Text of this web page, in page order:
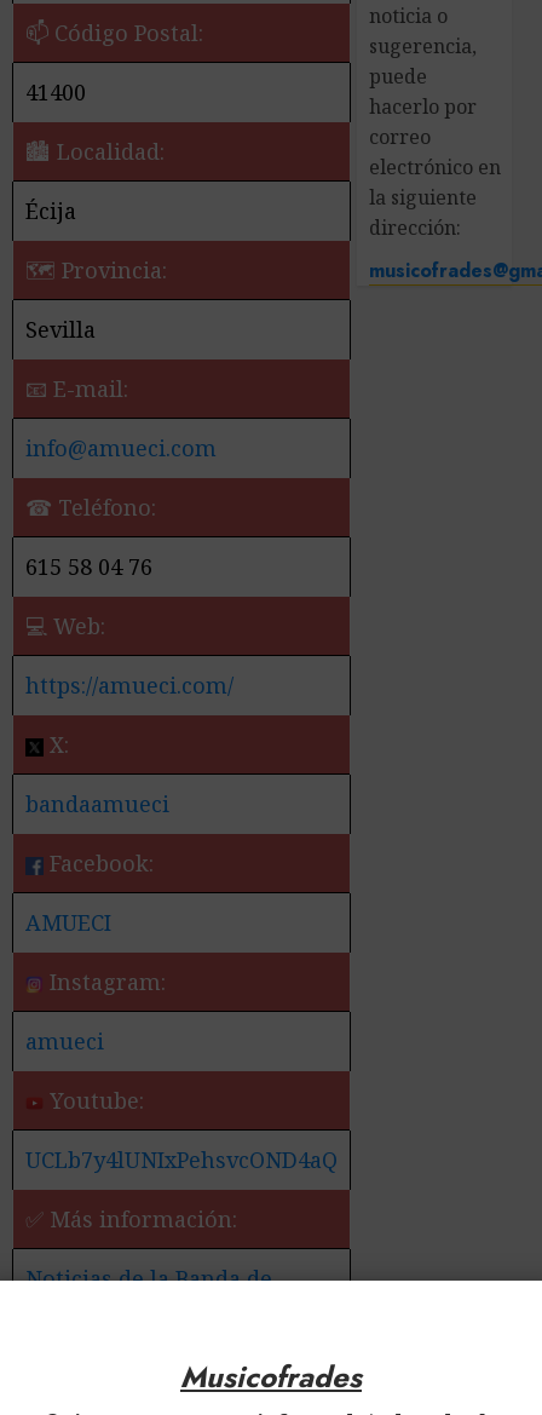
📫 Código Postal:
41400
🏙️ Localidad:
Écija
🗺 Provincia:
Sevilla
📧 E-mail:
info@amueci.com
☎ Teléfono:
615 58 04 76
💻 Web:
https://amueci.com/
X:
bandaamueci
Facebook:
AMUECI
Instagram:
amueci
Youtube:
UCLb7y4lUNIxPehsvcOND4aQ
✅ Más información:
Noticias de la Banda de
noticia o
sugerencia,
puede
hacerlo por
correo
electrónico en
la siguiente
dirección:
Musicofrades